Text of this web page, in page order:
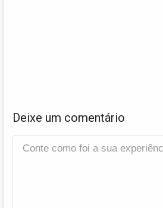
Deixe um comentário